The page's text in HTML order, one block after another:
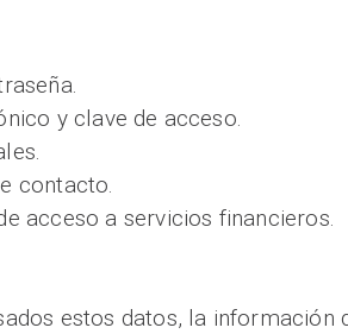
y clave de acceso.
contacto.
acceso a servicios financieros.
estos datos, la información